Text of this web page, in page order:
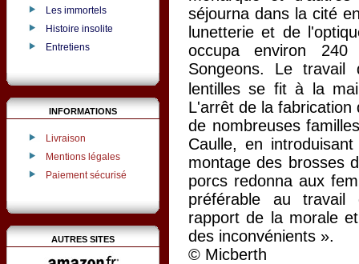
Les immortels
Histoire insolite
Entretiens
INFORMATIONS
Livraison
Mentions légales
Paiement sécurisé
AUTRES SITES
séjourna dans la cité
lunetterie et de
occupa environ
Songeons. Le
lentilles se fit à la
L'arrêt de la fabrication
de nombreuses
Caulle, en
montage des brosses
porcs redonna aux
préférable au
rapport de la morale
des inconvénients ».
© Micberth